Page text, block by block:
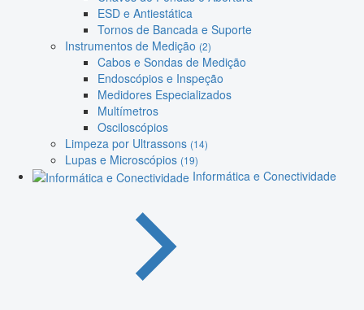
ESD e Antiestática
Tornos de Bancada e Suporte
Instrumentos de Medição (2)
Cabos e Sondas de Medição
Endoscópios e Inspeção
Medidores Especializados
Multímetros
Osciloscópios
Limpeza por Ultrassons (14)
Lupas e Microscópios (19)
Informática e Conectividade